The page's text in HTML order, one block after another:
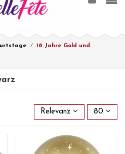
18 Jahre Gold und
Relevanz 80